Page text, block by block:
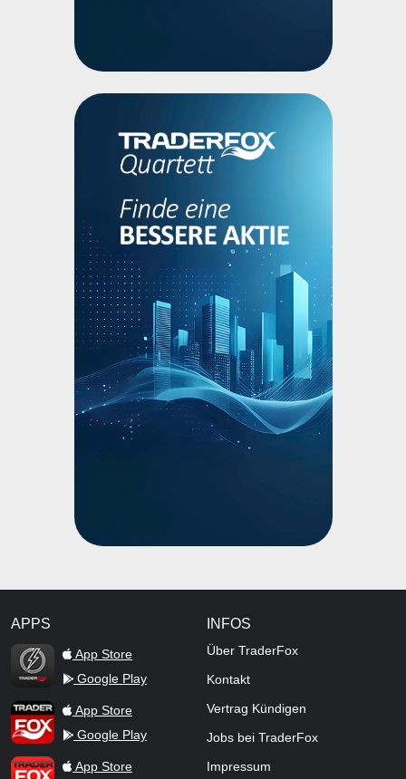
APPS
TraderFox Flash
App Store
Google Play
TraderFox AppApp Store
Google Play
TraderFox ProApp Store
INFOS
Über TraderFox
Kontakt
Vertrag Kündigen
Jobs bei TraderFox
Impressum